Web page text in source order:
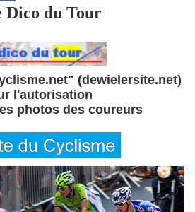
du Tour
(dewielersite.net)
l'autorisation
photos des coureurs